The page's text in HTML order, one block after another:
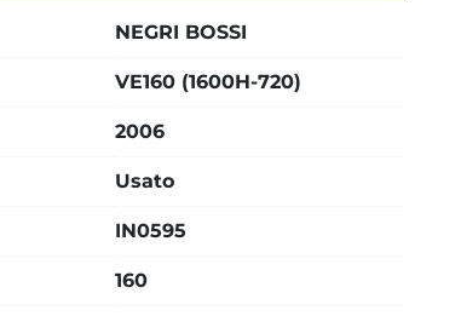
NEGRI BOSSI
VE160 (1600H-720)
2006
Usato
IN0595
160